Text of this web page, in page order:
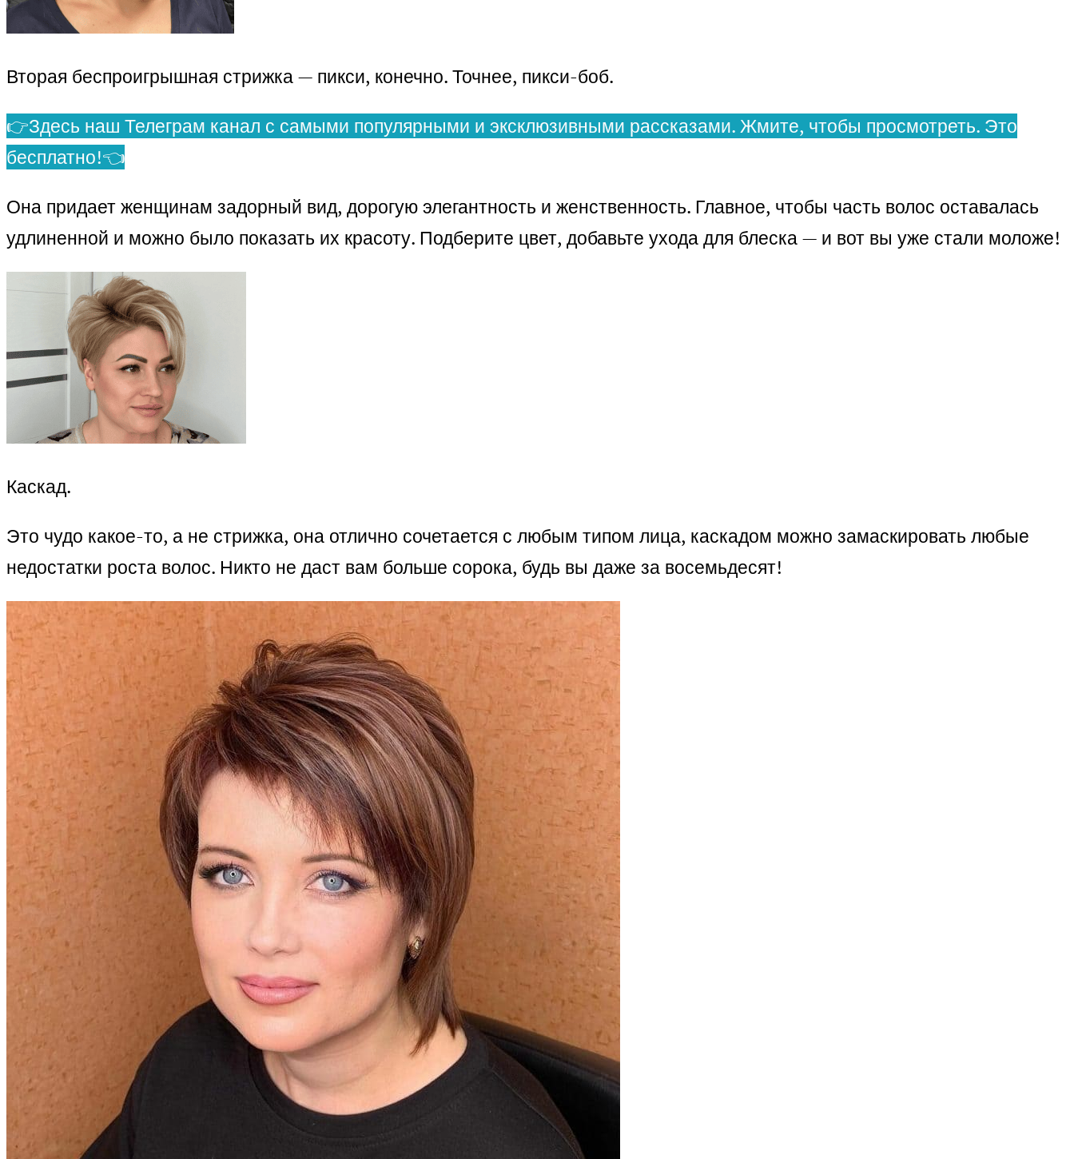
Вторая беспроигрышная стрижка — пикси, конечно. Точнее, пикси-боб.
👉Здесь наш Телеграм канал с самыми популярными и эксклюзивными рассказами. Жмите, чтобы просмотреть. Это
бесплатно!👈
Она придает женщинам задорный вид, дорогую элегантность и женственность. Главное, чтобы часть волос оставалась
удлиненной и можно было показать их красоту. Подберите цвет, добавьте ухода для блеска — и вот вы уже стали моложе!
Каскад.
Это чудо какое-то, а не стрижка, она отлично сочетается с любым типом лица, каскадом можно замаскировать любые
недостатки роста волос. Никто не даст вам больше сорока, будь вы даже за восемьдесят!